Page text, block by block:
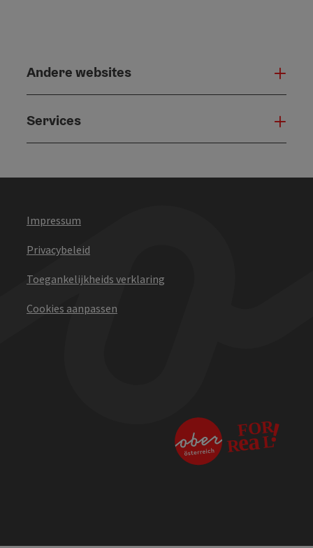
Andere websites
Services
Impressum
Privacybeleid
Toegankelijkheids verklaring
Cookies aanpassen